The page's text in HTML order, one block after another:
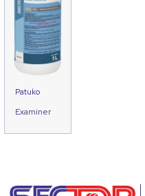
Patuko
Examiner